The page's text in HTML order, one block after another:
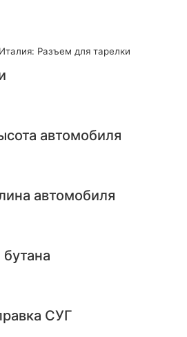
Разъем для тарелки
автомобиля
автомобиля
СУГ